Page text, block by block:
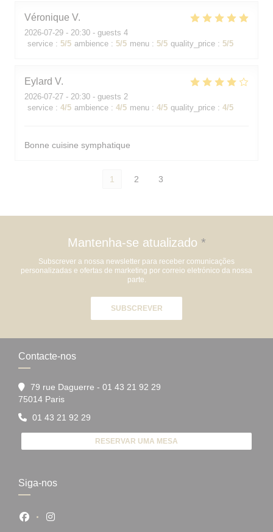
Véronique V
2026-07-29 - 20:30 - guests 4
service : 5/5 ambience : 5/5 menu : 5/5 quality_price : 5/5
Eylard V
2026-07-27 - 20:30 - guests 2
service : 4/5 ambience : 4/5 menu : 4/5 quality_price : 4/5
Bonne cuisine symphatique
1 2 3
Mantenha-se atualizado *
Subscrever a nossa newsletter para receber comunicações
personalizadas e ofertas de marketing por correio eletrónico da nossa
parte.
SUBSCREVER
Contacte-nos
79 rue Daguerre - 01 43 21 92 29
75014 Paris((abre numa nova janela))
01 43 21 92 29
RESERVAR UMA MESA
Siga-nos
Facebook ((abre numa nova janela))
Instagram ((abre numa nova janela))